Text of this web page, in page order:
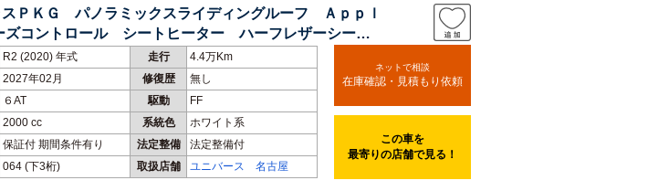
ＰＫＧ パノラミックスライディングルーフ Ａｐｐｌ
コントロール シートヒーター ハーフレザーシー
R2 (2020) 年式 走行
4.4万Km
2027年02月 修復歴
無し
６AT 駆動
FF
2000 cc 系統色
ホワイト系
保証付 期間条件有り 法定整備
法定整備付
064 (下3桁) 取扱店舗 ユニバース 名古屋
ネットで相談
在庫確認・見積もり依頼
この車を
最寄りの店舗で見る！